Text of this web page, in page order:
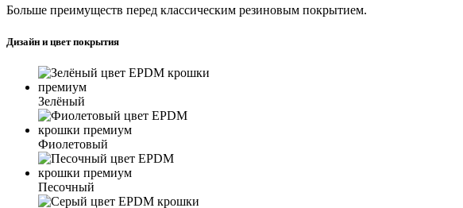
Больше преимуществ перед классическим резиновым покрытием.
Дизайн и цвет покрытия
Зелёный
Фиолетовый
Песочный